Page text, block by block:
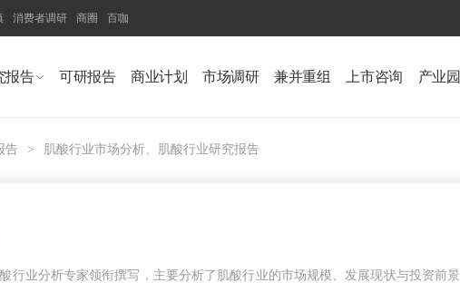
消费者调研 商圈 百咖
报告 可研报告 商业计划 市场调研 兼并重组 上市咨询 产业
告 > 肌酸行业市场分析、肌酸行业研究报告
行业分析专家领衔撰写，主要分析了肌酸行业的市场规模、发展现状与投资前